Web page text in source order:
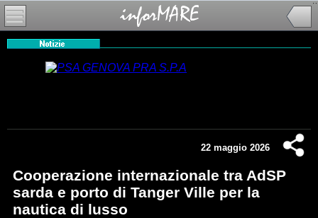
22 maggio 2026
Cooperazione internazionale tra AdSP
sarda e porto di Tanger Ville per la
nautica di lusso